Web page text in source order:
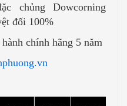
chủng Dowcorning
đối 100%
chính hãng 5 năm